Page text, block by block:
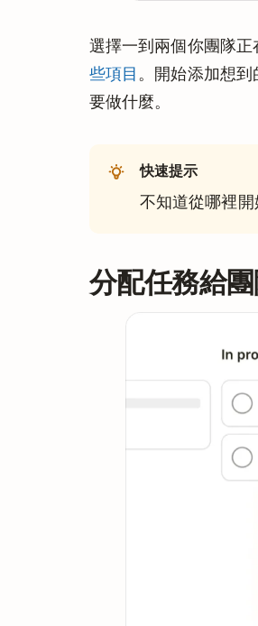
選擇一到兩個你團隊
些項目 。開始添加想
要做什麼。
快速提示
不知道從哪裡
分配任務給